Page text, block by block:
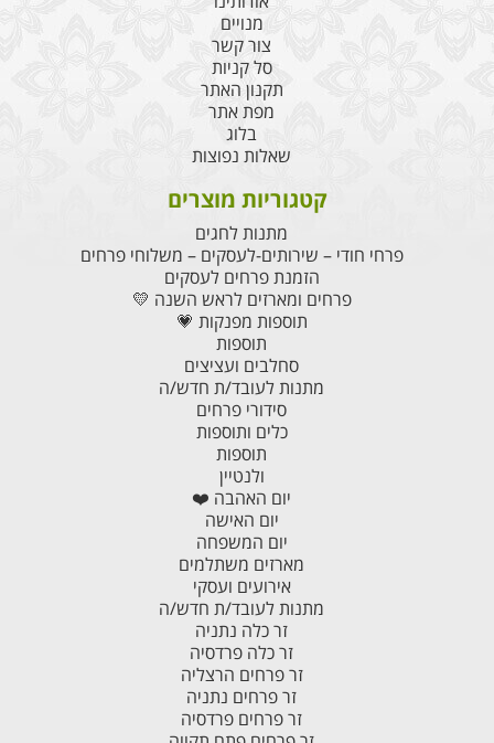
מנויים
צור קשר
סל קניות
תקנון האתר
מפת אתר
בלוג
שאלות נפוצות
קטגוריות מוצרים
מתנות לחגים
פרחי חודי – שירותים-לעסקים – משלוחי פרחים
הזמנת פרחים לעסקים
פרחים ומארזים לראש השנה 💛
תוספות מפנקות 💗
תוספות
סחלבים ועציצים
מתנות לעובד/ת חדש/ה
סידורי פרחים
כלים ותוספות
תוספות
ולנטיין
יום האהבה ❤️
יום האישה
יום המשפחה
מארזים משתלמים
אירועים ועסקי
מתנות לעובד/ת חדש/ה
זר כלה נתניה
זר כלה פרדסיה
זר פרחים הרצליה
זר פרחים נתניה
זר פרחים פרדסיה